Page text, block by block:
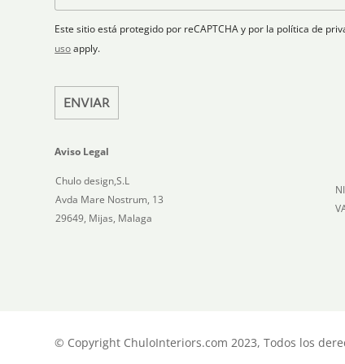
e
l
e
t
e
d
i
o
e
Este sitio está protegido por reCAPTCHA y por la política de
uso apply.
ENVIAR
Aviso Legal
Chulo design,S.L
Avda Mare Nostrum, 13
29649, Mijas, Malaga
© Copyright ChuloInteriors.com 2023, Todos los